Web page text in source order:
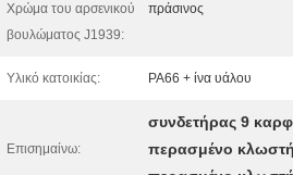
Χρώμα του αρσενικού
βουλώματος J1939:
πράσινος
Υλικό κατοικίας: PA66 + ίνα υάλου
Επισημαίνω:
συνδετήρας 9
περασμένο